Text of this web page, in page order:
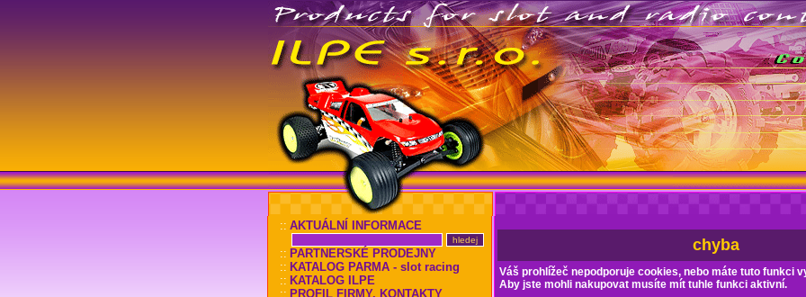
:: AKTUÁLNÍ INFORMACE
:: PARTNERSKÉ PRODEJNY
:: KATALOG PARMA - slot racing
:: KATALOG ILPE
:: PROFIL FIRMY, KONTAKTY
chyba
Váš prohlížeč nepodporuje cookies, nebo máte tuto funkci
Aby jste mohli nakupovat musíte mít tuhle funkci aktivní.